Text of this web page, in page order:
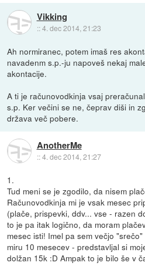
Vikking
::4. dec 2014, 21:23
Ah normiranec, potem imaš res
navadenm s.p.-ju napoveš nekaj
akontacije.
A ti je računovodkinja vsaj
s.p. Ker večini se ne, čeprav diši in
država več pobere.
AnotherMe
::4. dec 2014, 21:27
1.
Tud meni se je zgodilo, da nisem
Računovodkinja mi je vsak mesec
(plače, prispevki, ddv... vse - razen
to je pa itak logično, da moram
mesec isti! Imel pa sem večjo
miru 10 mesecev - predstavljal si
dolžan 15k :D Ampak to je bilo še v